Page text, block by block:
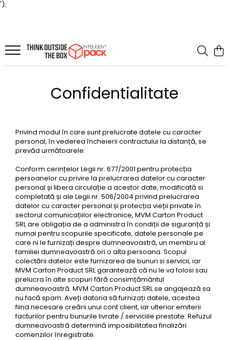
');
Confidentialitate
Privind modul în care sunt prelucrate datele cu caracter
personal, în vederea încheierii contractului la distanță, se
prevăd următoarele:
Conform cerințelor Legii nr. 677/2001 pentru protecția
persoanelor cu privire la prelucrarea datelor cu caracter
personal și libera circulație a acestor date, modificată si
completată și ale Legii nr. 506/2004 privind prelucrarea
datelor cu caracter personal și protecția vieții private în
sectorul comunicațiilor electronice, MVM Carton Product
SRL are obligația de a administra în condiții de siguranță și
numai pentru scopurile specificate, datele personale pe
care ni le furnizați despre dumneavoastră, un membru al
familiei dumneavoastră ori o alta persoana. Scopul
colectării datelor este furnizarea de bunuri si servicii, iar
MVM Carton Product SRL garantează că nu le va folosi sau
prelucra în alte scopuri fără consimțământul
dumneavoastră. MVM Carton Product SRL se angajează sa
nu facă spam. Aveți datoria să furnizați datele, acestea
fiind necesare creării unui cont client, iar ulterior emiterii
facturilor pentru bunurile livrate / serviciile prestate. Refuzul
dumneavoastră determină imposibilitatea finalizări
comenzilor înregistrate.